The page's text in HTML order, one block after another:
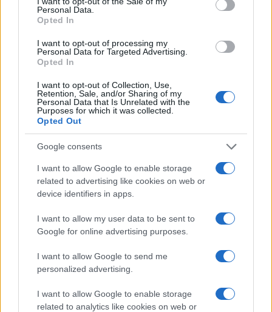
Personal Data.
Opted In
I want to opt-out of processing my
Personal Data for Targeted Advertising.
Opted In
I want to opt-out of Collection, Use,
Retention, Sale, and/or Sharing of my
Personal Data that Is Unrelated with the
Purposes for which it was collected.
Opted Out
Google consents
I want to allow Google to enable storage
related to advertising like cookies on web or
device identifiers in apps.
I want to allow my user data to be sent to
Google for online advertising purposes.
I want to allow Google to send me
personalized advertising.
I want to allow Google to enable storage
related to analytics like cookies on web or
Vendere l’anima non aiuta, anzi, porta iella.
Rispondi VIsualizza le risposte
16 Ottobre 2023, 9:40 9:40
Non ti avessi visto con 3 masks 3 trollare per le compagnie
“sanitarie” etrusche mondiali come testimonial vakkinale
della pandemenza su Nazzano un minimo di credibilità
Rispondi
Carica altri commenti